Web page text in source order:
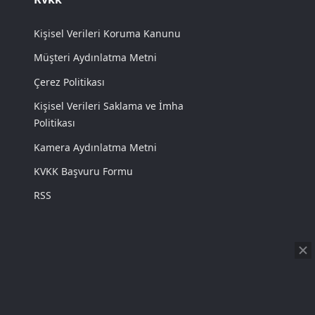
Kişisel Verileri Koruma Kanunu
Müşteri Aydınlatma Metni
Çerez Politikası
Kişisel Verileri Saklama ve İmha
Politikası
Kamera Aydınlatma Metni
KVKK Başvuru Formu
RSS